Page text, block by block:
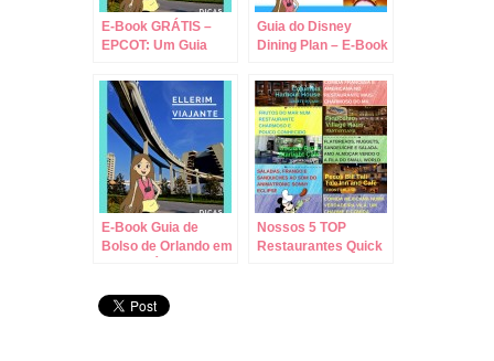
E-Book GRÁTIS –
EPCOT: Um Guia
Parques da Disney
em PDF!
Guia do Disney
Dining Plan – E-Book
E-Book Guia de
Bolso de Orlando em
Nossos 5 TOP
Restaurantes Quick